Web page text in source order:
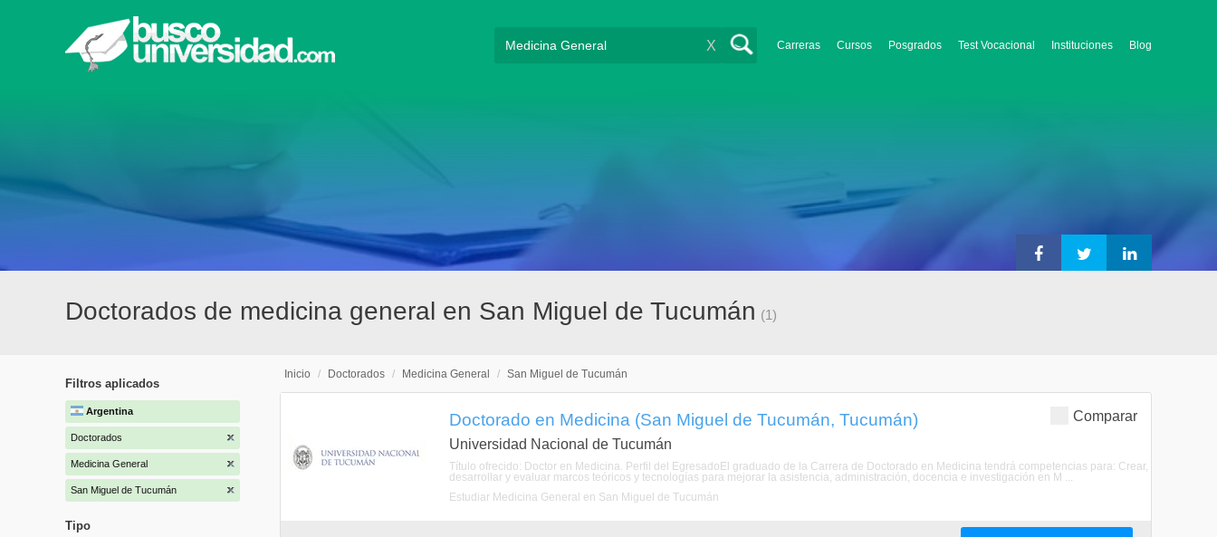
Carreras Cursos Posgrados Test Vocacional Instituciones Blog
X
Doctorados de medicina general en San Miguel de Tucumán (1)
Filtros aplicados
Argentina
Doctorados
Medicina General
San Miguel de Tucumán
Tipo
Inicio / Doctorados / Medicina General / San Miguel de Tucumán
Comparar
Doctorado en Medicina (San Miguel de Tucumán, Tucumán)
Universidad Nacional de Tucumán
Título ofrecido: Doctor en Medicina. Perfil del EgresadoEl graduado de la Carrera de Doctorado en Medicina tendrá competencias para: Crear,
desarrollar y evaluar marcos teóricos y tecnologías para mejorar la asistencia, administración, docencia e investigación en M ...
Estudiar Medicina General en San Miguel de Tucumán